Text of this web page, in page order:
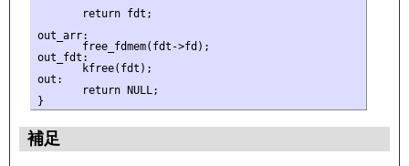
       return fdt;
out_arr:
       free_fdmem(fdt->fd);
out_fdt:
       kfree(fdt);
out:
       return NULL;
補足